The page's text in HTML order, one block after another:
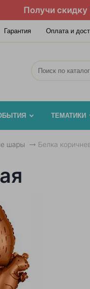
Получи скидку
Гарантия Оплата и
ТЕМАТИКИ
шары Белка